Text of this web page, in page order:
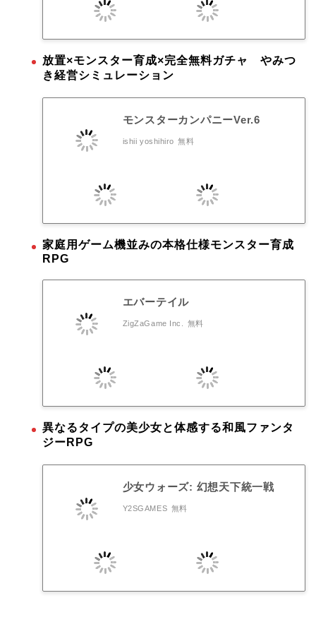
放置×モンスター育成×完全無料ガチャ やみつ
き経営シミュレーション
モンスターカンパニーVer.6
ishii yoshihiro 無料
家庭用ゲーム機並みの本格仕様モンスター育成
RPG
エバーテイル
ZigZaGame Inc. 無料
異なるタイプの美少女と体感する和風ファンタ
ジーRPG
少女ウォーズ: 幻想天下統一戦
Y2SGAMES 無料